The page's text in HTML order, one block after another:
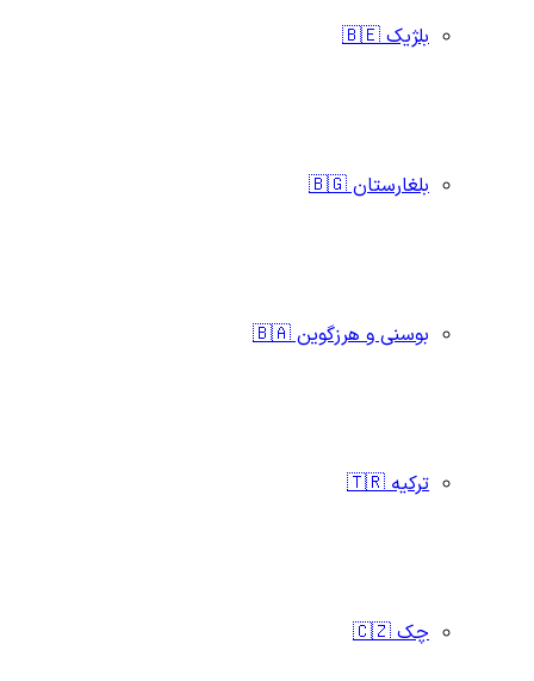
بلژیک 🇧🇪
بلغارستان 🇧🇬
بوسنی و هرزگوین 🇧🇦
ترکیه 🇹🇷
چک 🇨🇿